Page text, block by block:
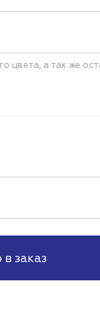
цвета, а так же
заказ